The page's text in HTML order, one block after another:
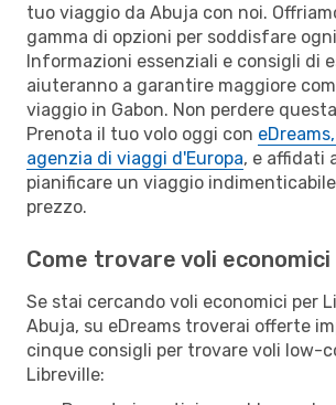
tuo viaggio da Abuja con noi.
gamma di opzioni per soddisfare
Informazioni essenziali e consigli di
aiuteranno a garantire maggiore
viaggio in Gabon. Non perdere
Prenota il tuo volo oggi con
agenzia di viaggi d'Europa, e affidati
pianificare un viaggio
prezzo.
Come trovare voli economici
Se stai cercando voli economici per
Abuja, su eDreams troverai offerte
cinque consigli per trovare voli low-
Libreville: